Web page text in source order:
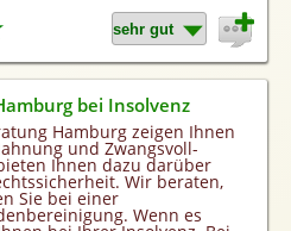
bei Insolvenz
Hamburg zeigen Ihnen
und Zwangs­voll­
Ihnen dazu darüber
Wir beraten,
Sie bei einer
Wenn es